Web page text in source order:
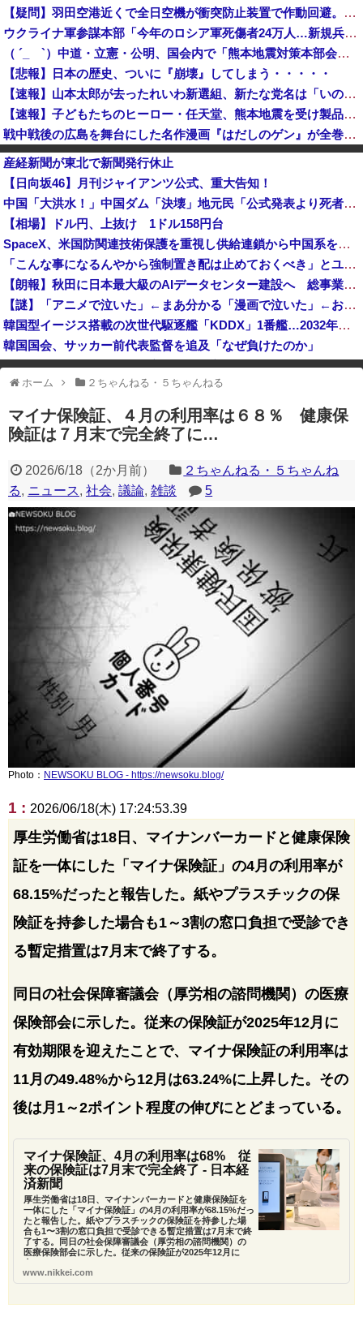
【疑問】羽田空港近くで全日空機が衝突防止装置で作動回避。これで「ニアミスではない」ってマジ？
ウクライナ軍参謀本部「今年のロシア軍死傷者24万人…新規兵力の募集規模を上回る」！
（ ´_ゝ`）中道・立憲・公明、国会内で「熊本地震対策本部会議」各省庁からヒアリング・現地から意見聴取「パーティション、人手、宿泊施設の不足や、...
【悲報】日本の歴史、ついに『崩壊』してしまう・・・・・
【速報】山本太郎が去ったれいわ新選組、新たな党名は「いのちの党」 略称「いのち」
【速報】子どもたちのヒーロー・任天堂、熊本地震を受け製品修理は無償対応（災害救助法適用地域） 義援金5000万円寄付
戦中戦後の広島を舞台にした名作漫画『はだしのゲン』が全巻50％オフで買える激安セール開催！！このチャンスを見逃すな！！
大進連所属の学生8人、在韓米軍平沢基地に無断侵入…米軍により身柄拘束！
【速報】イオンモール熊本の爆発原因が判明！！！！
産経新聞が東北で新聞発行休止
【日向坂46】月刊ジャイアンツ公式、重大告知！
中国「大洪水！」中国ダム「決壊」地元民「公式発表より死者多い！」中国政府「住民拘束！（安否不明」中国当局「救助隊動画も削除」台風13号「三峡ダム接近中」→
【相場】ドル円、上抜け 1ドル158円台
SpaceX、米国防関連技術保護を重視し供給連鎖から中国系を完全排除へ 供給業者に「中国籍人員をSpaceX向けの生産に関わらせないこと」「中国製の設備・部品を使わないこと」を要求し監査実施
「こんな事になるんやから強制置き配は止めておくべき」とユーザーがドン引き、UberEatsが導入した強制置き配が起こしたのは……
【朗報】秋田に日本最大級のAIデータセンター建設へ 総事業費2兆円、UAEが巨額投資を協議
【謎】「アニメで泣いた」←まあ分かる「漫画で泣いた」←お、おう「小説で泣いた」←は？
韓国型イージス搭載の次世代駆逐艦「KDDX」1番艦…2032年竣工と公示！
韓国国会、サッカー前代表監督を追及「なぜ負けたのか」
アメリカ・ミシガン州の民主党予備選挙 イスラム教徒の“急進左派”候補が勝利確実に⋯トランプ氏は批判
一部のコンテンツが表示されなくなったり、サイト全体のレイアウトが崩れ
たりする場合があります。
ホーム ２ちゃんねる・５ちゃんねる
マイナ保険証、４月の利用率は６８％ 健康保
険証は７月末で完全終了に…
2026/6/18（2か月前）
２ちゃんねる・５ちゃんね
る, ニュース, 社会, 議論, 雑談 5
Photo： NEWSOKU BLOG - https://newsoku.blog/
1 : 2026/06/18(木) 17:24:53.39
厚生労働省は18日、マイナンバーカードと健康保険
証を一体にした「マイナ保険証」の4月の利用率が
68.15%だったと報告した。紙やプラスチックの保
険証を持参した場合も1～3割の窓口負担で受診でき
る暫定措置は7月末で終了する。
同日の社会保障審議会（厚労相の諮問機関）の医療
保険部会に示した。従来の保険証が2025年12月に
有効期限を迎えたことで、マイナ保険証の利用率は
11月の49.48%から12月は63.24%に上昇した。その
後は月1～2ポイント程度の伸びにとどまっている。
マイナ保険証、4月の利用率は68% 従
来の保険証は7月末で完全終了 - 日本経
済新聞
厚生労働省は18日、マイナンバーカードと健康保険証を
一体にした「マイナ保険証」の4月の利用率が68.15%だっ
たと報告した。紙やプラスチックの保険証を持参した場
合も1〜3割の窓口負担で受診できる暫定措置は7月末で終
了する。同日の社会保障審議会（厚労相の諮問機関）の
医療保険部会に示した。従来の保険証が2025年12月に
有...
www.nikkei.com